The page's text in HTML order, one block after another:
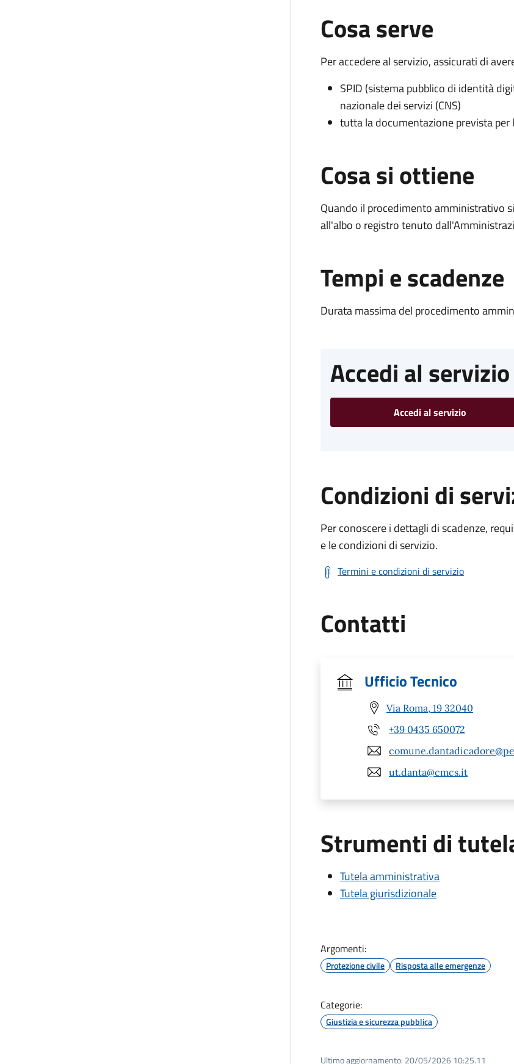
Cosa serve
Per accedere al servizio, assicurati di
SPID (sistema pubblico di identità
nazionale dei servizi (CNS)
tutta la documentazione prevista per
Cosa si ottiene
Quando il procedimento amministrativo
all'albo o registro tenuto
Tempi e scadenze
Durata massima del procedimento
Accedi al servizio
Accedi al servizio
Condizioni di
Per conoscere i dettagli di scadenze,
e le condizioni di servizio.
Termini e condizioni di servizio
Contatti
Ufficio Tecnico
Via Roma, 19 32040
+39 0435 650072
ut.danta@cmcs.it
Strumenti di
Tutela amministrativa
Tutela giurisdizionale
Argomenti:
Protezione civile Risposta alle emergenze
Categorie:
Giustizia e sicurezza pubblica
Ultimo aggiornamento: 20/05/2026 10:25.11